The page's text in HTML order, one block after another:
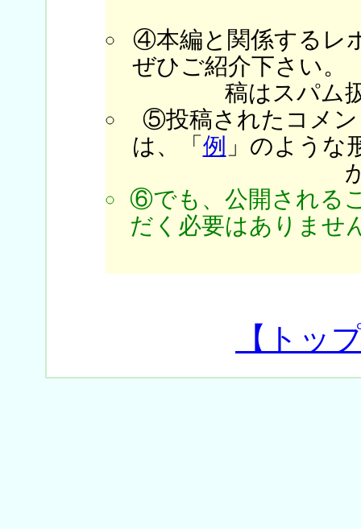
④本編と関係するレ
ぜひご紹介下さい。
稿はスパム
⑤投稿されたコメン
は、「 例 」のような
⑥でも、公開される
だく必要はありませ
【トッ